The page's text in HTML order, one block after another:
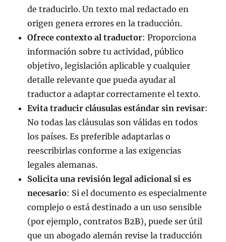
de traducirlo. Un texto mal redactado en
origen genera errores en la traducción.
Ofrece contexto al traductor: Proporciona
información sobre tu actividad, público
objetivo, legislación aplicable y cualquier
detalle relevante que pueda ayudar al
traductor a adaptar correctamente el texto.
Evita traducir cláusulas estándar sin revisar:
No todas las cláusulas son válidas en todos
los países. Es preferible adaptarlas o
reescribirlas conforme a las exigencias
legales alemanas.
Solicita una revisión legal adicional si es
necesario: Si el documento es especialmente
complejo o está destinado a un uso sensible
(por ejemplo, contratos B2B), puede ser útil
que un abogado alemán revise la traducción